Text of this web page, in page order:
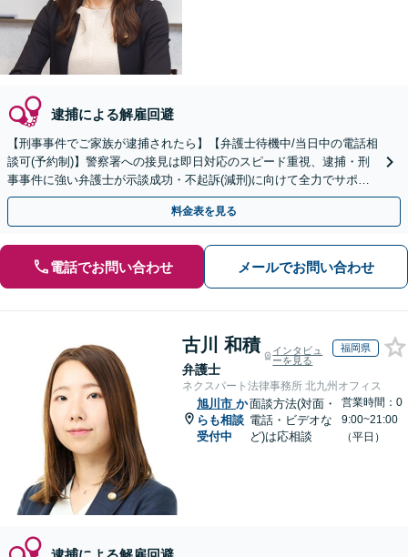
逮捕による解雇回避
【刑事事件でご家族が逮捕されたら】【弁護士待機中/当日中の電話相
談可(予約制)】警察署への接見は即日対応のスピード重視、逮捕・刑
事事件に強い弁護士が示談成功・不起訴(減刑)に向けて全力でサポー
トします。【加害者側の相談専門】
料金表を見る
電話でお問い合わせ メールでお問い合わせ
古川 和積
弁護士
インタビュ
ーを見る
福岡県
ネクスパート法律事務所 北九州オフィス
旭川市 か
らも相談
受付中
面談方法(対面・
電話・ビデオな
ど)は応相談
営業時間：0
9:00~21:00
（平日）